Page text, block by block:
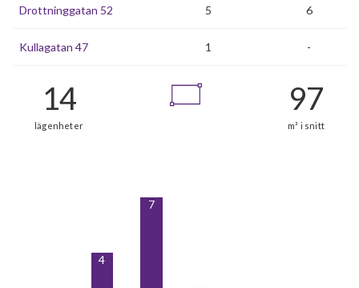
Drottninggatan 52 5 6
Kullagatan 47 1 -
4
7